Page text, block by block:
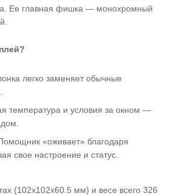
Ее главная фишка — монохромный
легко заменяет обычные
температура и условия за окном —
«оживает» благодаря
свое настроение и статус.
(102x102x60.5 мм) и весе всего 326